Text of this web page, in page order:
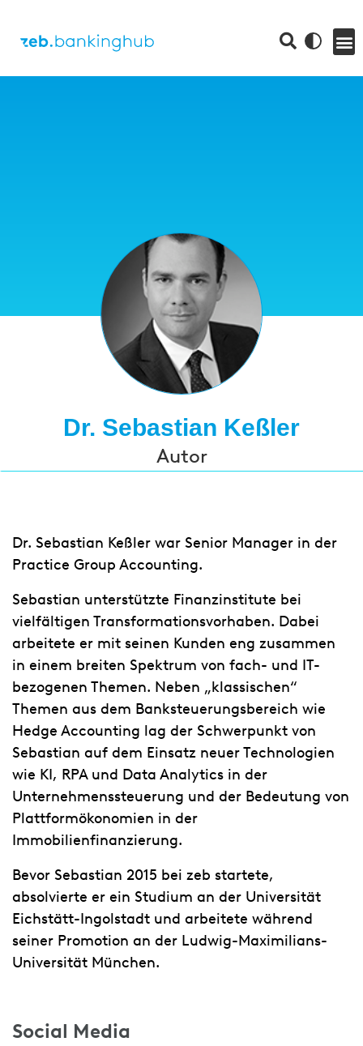
Dr. Sebastian Keßler
Autor
Dr. Sebastian Keßler war Senior Manager in der
Practice Group Accounting.
Sebastian unterstützte Finanzinstitute bei
vielfältigen Transformationsvorhaben. Dabei
arbeitete er mit seinen Kunden eng zusammen
in einem breiten Spektrum von fach- und IT-
bezogenen Themen. Neben „klassischen“
Themen aus dem Banksteuerungsbereich wie
Hedge Accounting lag der Schwerpunkt von
Sebastian auf dem Einsatz neuer Technologien
wie KI, RPA und Data Analytics in der
Unternehmenssteuerung und der Bedeutung von
Plattformökonomien in der
Immobilienfinanzierung.
Bevor Sebastian 2015 bei zeb startete,
absolvierte er ein Studium an der Universität
Eichstätt-Ingolstadt und arbeitete während
seiner Promotion an der Ludwig-Maximilians-
Universität München.
Social Media